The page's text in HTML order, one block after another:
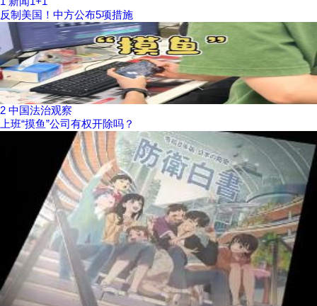
反制美国！中方公布5项措施
2 中国法治观察
上班“摸鱼”公司有权开除吗？